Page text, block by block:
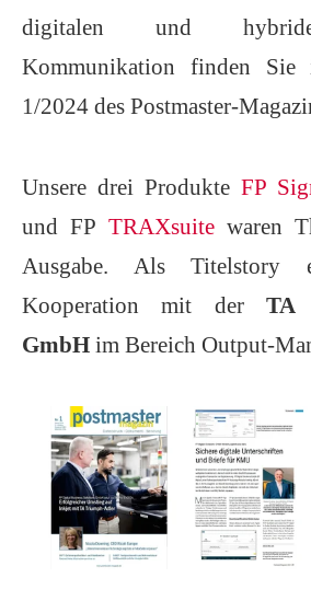
digitalen und
Kommunikation finden Sie
1/2024 des Postmaster-
Unsere drei Produkte FP
und FP TRAXsuite waren
Ausgabe. Als Titelstory
Kooperation mit der TA
GmbH im Bereich Output-